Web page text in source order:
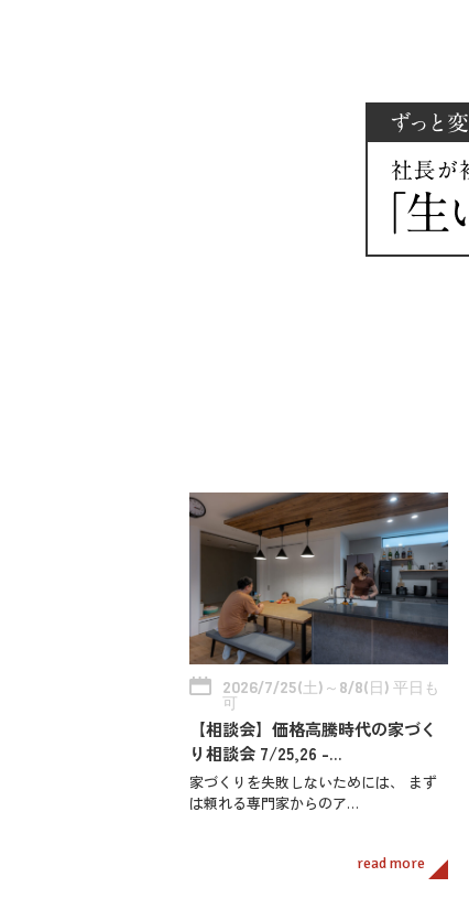
2026/7/25(土)～8/8(日) 平日も
可
【相談会】価格高騰時代の家づく
り相談会 7/25,26 -…
家づくりを失敗しないためには、 まず
は頼れる専門家からのア…
read more